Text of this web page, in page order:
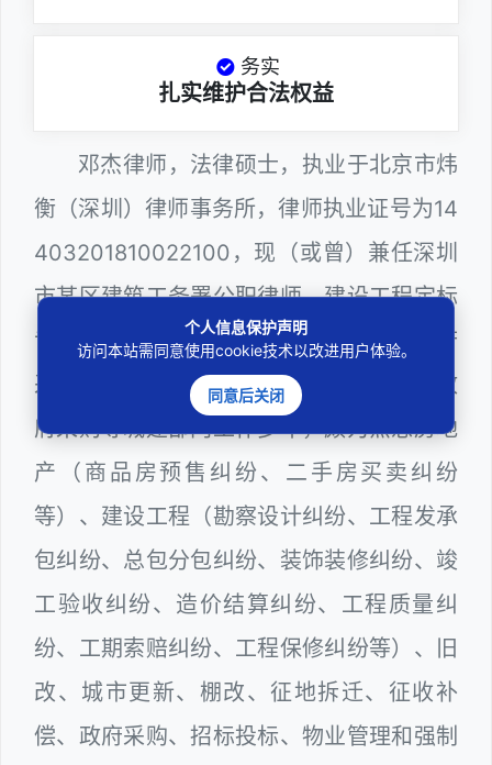
务实
扎实维护合法权益
邓杰律师，法律硕士，执业于北京市炜
衡（深圳）律师事务所，律师执业证号为14
403201810022100，现（或曾）兼任深圳
市某区建筑工务署公职律师、建设工程定标
专家、深圳市人民政府听证员、深圳市政府
采购评审专家（法律类），在建筑工务、政
府采购等城建部门工作多年，颇为熟悉房地
产（商品房预售纠纷、二手房买卖纠纷
等）、建设工程（勘察设计纠纷、工程发承
包纠纷、总包分包纠纷、装饰装修纠纷、竣
工验收纠纷、造价结算纠纷、工程质量纠
纷、工期索赔纠纷、工程保修纠纷等）、旧
改、城市更新、棚改、征地拆迁、征收补
偿、政府采购、招标投标、物业管理和强制
个人信息保护声明
访问本站需同意使用cookie技术以改进用户体验。
同意后关闭